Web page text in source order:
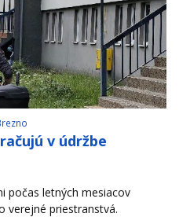
v údržbe
počas letných mesiacov
verejné priestranstvá.